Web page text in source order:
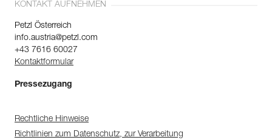
KONTAKT AUFNEHMEN
Petzl Österreich
info.austria@petzl.com
+43 7616 60027
Kontaktformular
Pressezugang
Rechtliche Hinweise
Richtlinien zum Datenschutz, zur Verarbeitung